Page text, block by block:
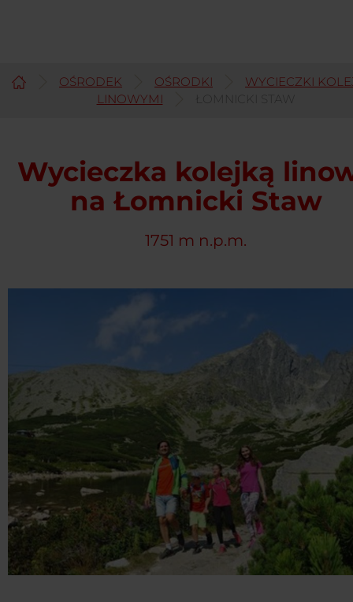
OŚRODEK OŚRODKI
WYCIECZKI
LINOWYMI
ŁOMNICKI STAW
Wycieczka kolejką
na Łomnicki Staw
1751 m n.p.m.